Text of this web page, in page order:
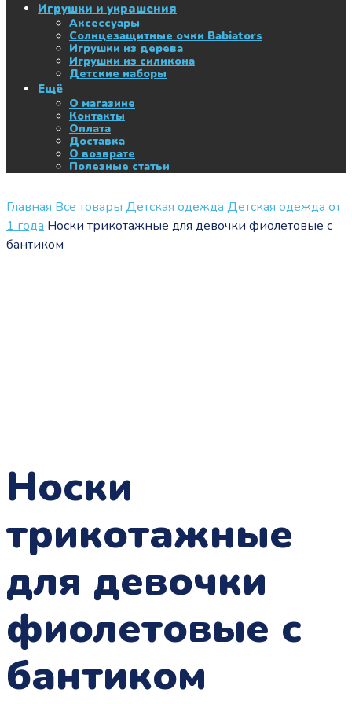
Игрушки и украшения
Аксессуары
Солнцезащитные очки Babiators
Игрушки из дерева
Игрушки из силикона
Детские наборы
Ещё
О магазине
Контакты
Оплата
Доставка
О возврате
Полезные статьи
Главная Все товары Детская одежда Детская одежда от
1 года Носки трикотажные для девочки фиолетовые с
бантиком
Носки
трикотажные
для девочки
фиолетовые с
бантиком